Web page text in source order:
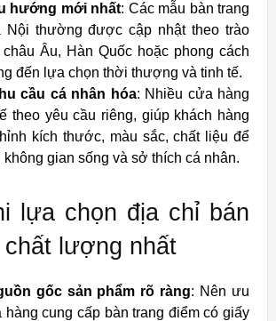
hướng mới nhất: Các mẫu bàn trang
Nội thường được cập nhật theo trào
châu Âu, Hàn Quốc hoặc phong cách
đến lựa chọn thời thượng và tinh tế.
cầu cá nhân hóa: Nhiều cửa hàng
theo yêu cầu riêng, giúp khách hàng
kích thước, màu sắc, chất liệu để
gian sống và sở thích cá nhân.
lựa chọn địa chỉ bán
chất lượng nhất
gốc sản phẩm rõ ràng: Nên ưu
hàng cung cấp bàn trang điểm có giấy